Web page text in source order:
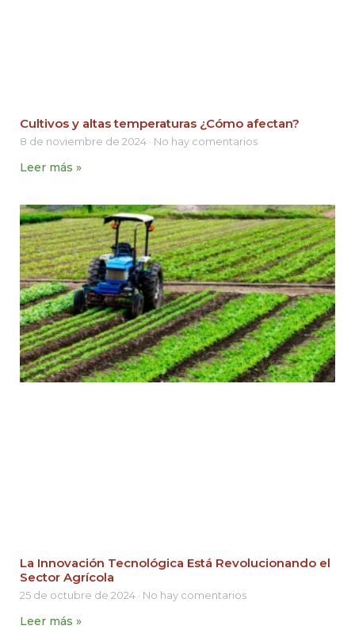
Cultivos y altas temperaturas ¿Cómo afectan?
8 de noviembre de 2024 No hay comentarios
Leer más »
La Innovación Tecnológica Está Revolucionando el
Sector Agrícola
25 de octubre de 2024 No hay comentarios
Leer más »